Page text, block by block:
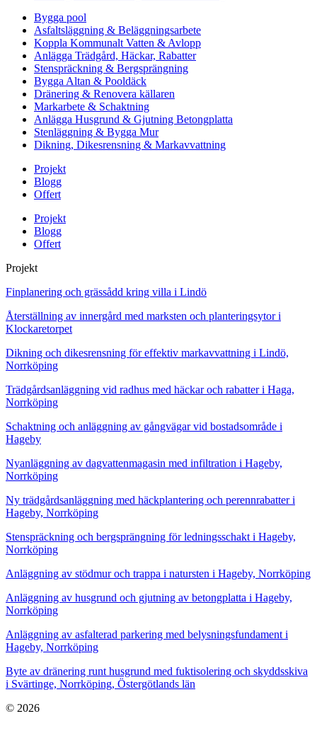
Bygga pool
Asfaltsläggning & Beläggningsarbete
Koppla Kommunalt Vatten & Avlopp
Anlägga Trädgård, Häckar, Rabatter
Stenspräckning & Bergsprängning
Bygga Altan & Pooldäck
Dränering & Renovera källaren
Markarbete & Schaktning
Anlägga Husgrund & Gjutning Betongplatta
Stenläggning & Bygga Mur
Dikning, Dikesrensning & Markavvattning
Projekt
Blogg
Offert
Projekt
Blogg
Offert
Projekt
Finplanering och grässådd kring villa i Lindö
Återställning av innergård med marksten och planteringsytor i
Klockaretorpet
Dikning och dikesrensning för effektiv markavvattning i Lindö,
Norrköping
Trädgårdsanläggning vid radhus med häckar och rabatter i Haga,
Norrköping
Schaktning och anläggning av gångvägar vid bostadsområde i
Hageby
Nyanläggning av dagvattenmagasin med infiltration i Hageby,
Norrköping
Ny trädgårdsanläggning med häckplantering och perennrabatter i
Hageby, Norrköping
Stenspräckning och bergsprängning för ledningsschakt i Hageby,
Norrköping
Anläggning av stödmur och trappa i natursten i Hageby, Norrköping
Anläggning av husgrund och gjutning av betongplatta i Hageby,
Norrköping
Anläggning av asfalterad parkering med belysningsfundament i
Hageby, Norrköping
Byte av dränering runt husgrund med fuktisolering och skyddsskiva
i Svärtinge, Norrköping, Östergötlands län
© 2026